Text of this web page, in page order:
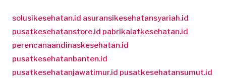
solusikesehatan.id asuransikesehatansyariah.id
pusatkesehatanstore.id pabrikalatkesehatan.id
perencanaandinaskesehatan.id
pusatkesehatanbanten.id
pusatkesehatanjawatimur.id pusatkesehatansumut.id